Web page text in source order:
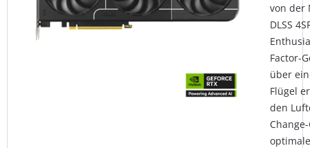
von der
DLSS
Factor-
über
Flügel
den